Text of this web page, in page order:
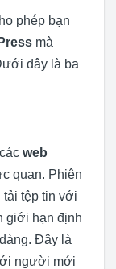
phép bạn
mà
đây là ba
web
quan. Phiên
tải tệp tin với
giới hạn định
Đây là
người mới